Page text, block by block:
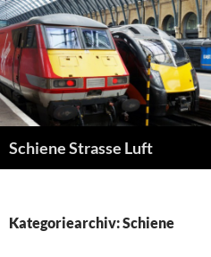
Zum
Inhalt
springen
Schiene Strasse Luft
Kategoriearchiv: Schiene